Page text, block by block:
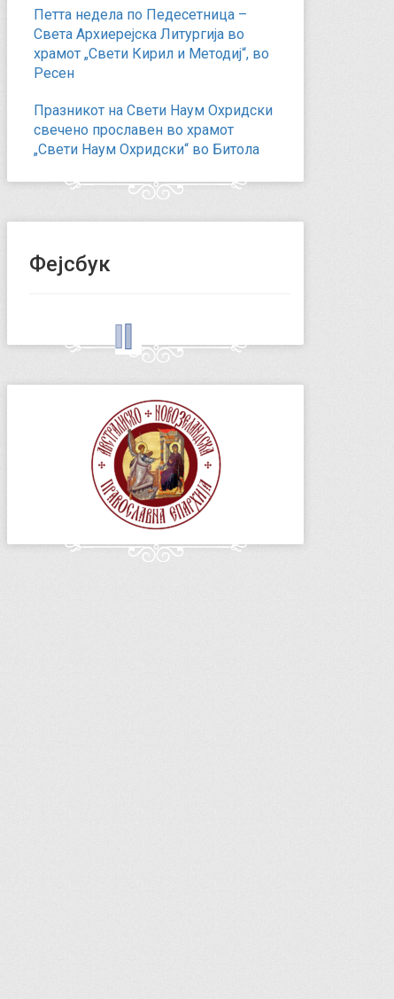
Петта недела по Педесетница –
Света Архиерејска Литургија во
храмот „Свети Кирил и Методиј“, во
Ресен
Празникот на Свети Наум Охридски
свечено прославен во храмот
„Свети Наум Охридски“ во Битола
Фејсбук